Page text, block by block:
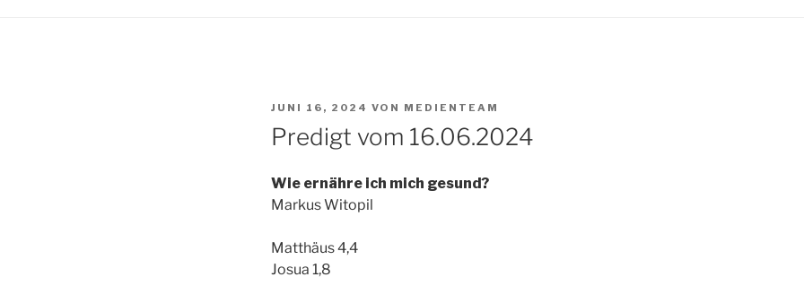
VERÖFFENTLICHT
AM
JUNI 16, 2024 VON MEDIENTEAM
Predigt vom 16.06.2024
Wie ernähre ich mich gesund?
Markus Witopil
Matthäus 4,4
Josua 1,8